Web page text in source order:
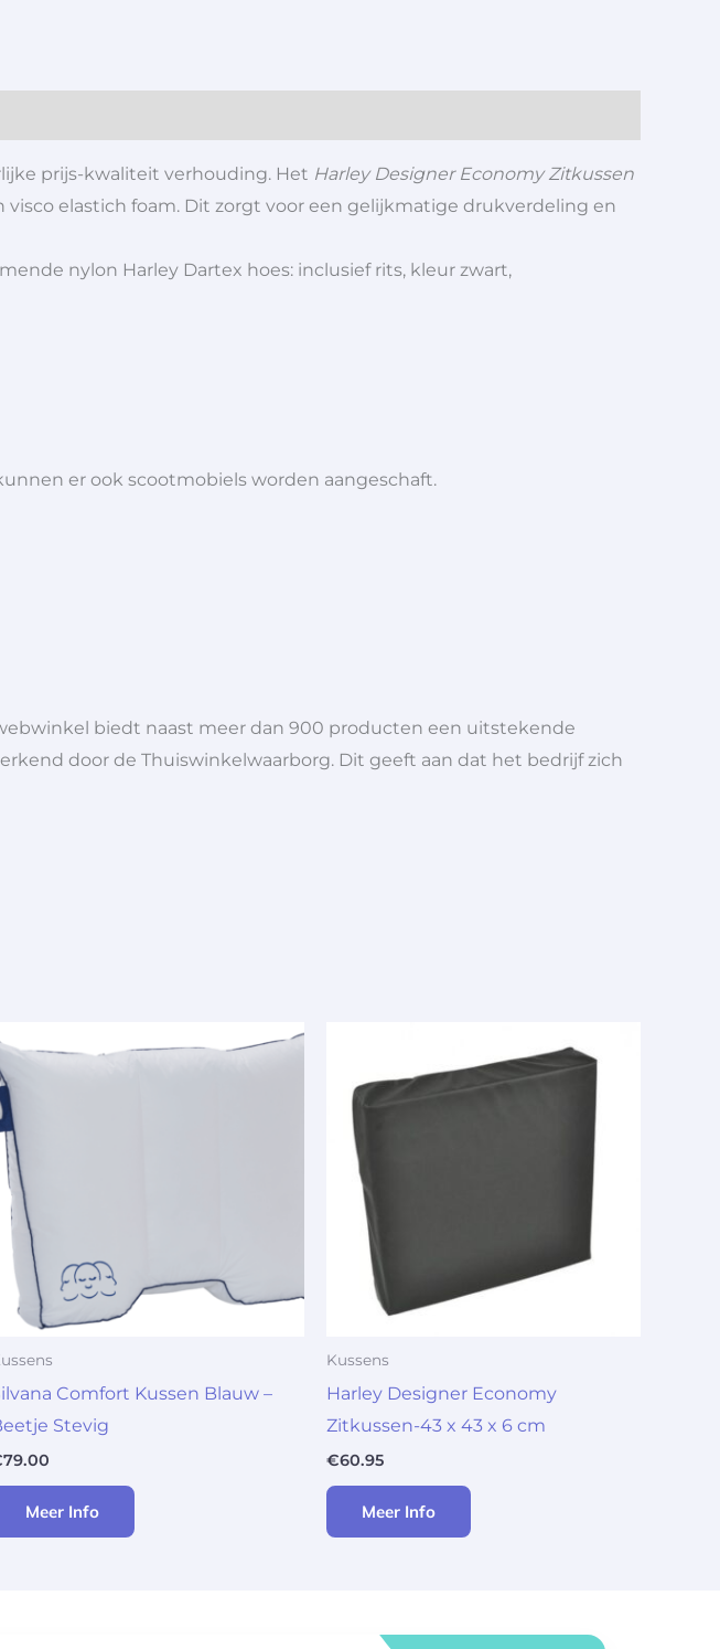
prijs-kwaliteit verhouding. Het Harley Designer Economy Zitkussen
elastich foam. Dit zorgt voor een gelijkmatige drukverdeling en
nylon Harley Dartex hoes: inclusief rits, kleur zwart,
er ook scootmobiels worden aangeschaft.
biedt naast meer dan 900 producten een uitstekende
door de Thuiswinkelwaarborg. Dit geeft aan dat het bedrijf zich
Comfort Kussen Blauw –
Stevig
79.00
Meer Info
Kussens
Harley Designer Economy
Zitkussen-43 x 43 x 6 cm
€60.95
Meer Info